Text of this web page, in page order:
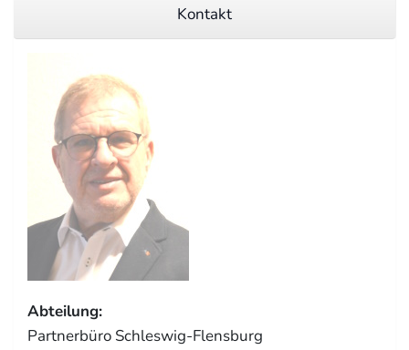
Kontakt
Abteilung:
Partnerbüro Schleswig-Flensburg